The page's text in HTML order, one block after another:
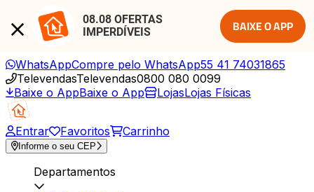
08.08 OFERTAS
IMPERDÍVEIS
BAIXE O APP
WhatsAppCompre pelo WhatsApp55 41 74031865
TelevendasTelevendas0800 080 0099
Baixe o AppBaixe o App LojasLojas Físicas
Entrar Favoritos Carrinho
Informe o seu CEP
Departamentos